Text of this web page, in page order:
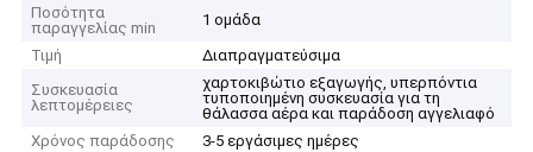
Ποσότητα
παραγγελίας min
1 ομάδα
Τιμή
Διαπραγματεύσιμα
Συσκευασία
λεπτομέρειες
χαρτοκιβώτιο εξαγωγής, υπερπόντια
τυποποιημένη συσκευασία για τη
θάλασσα αέρα και παράδοση αγγελιαφό
Χρόνος παράδοσης
3-5 εργάσιμες ημέρες